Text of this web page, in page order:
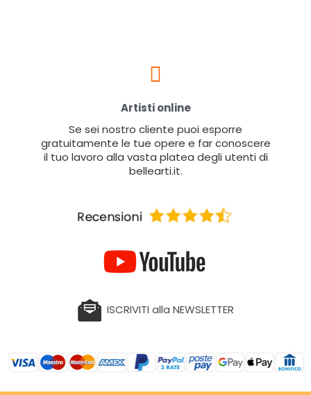
Artisti online
Se sei nostro cliente puoi esporre
gratuitamente le tue opere e far conoscere
il tuo lavoro alla vasta platea degli utenti di
bellearti.it.
ISCRIVITI alla NEWSLETTER